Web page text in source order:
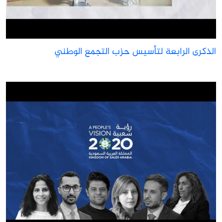
الرابعة لتأسيس حزب التجمع الوطني